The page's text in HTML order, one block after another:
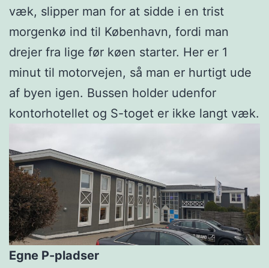
væk, slipper man for at sidde i en trist
morgenkø ind til København, fordi man
drejer fra lige før køen starter. Her er 1
minut til motorvejen, så man er hurtigt ude
af byen igen. Bussen holder udenfor
kontorhotellet og S-toget er ikke langt væk.
Egne P-pladser